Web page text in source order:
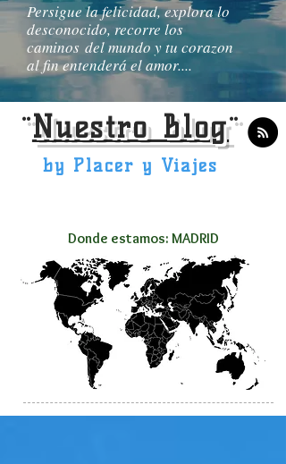
Persigue la felicidad, explora lo
desconocido, recorre los
caminos del mundo y tu corazon
al fin entenderá el amor....
¨Nuestro Blog¨
by Placer y Viajes
Donde estamos: MADRID